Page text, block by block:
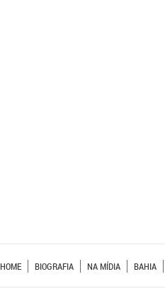
HOME BIOGRAFIA NA MÍDIA BAHIA